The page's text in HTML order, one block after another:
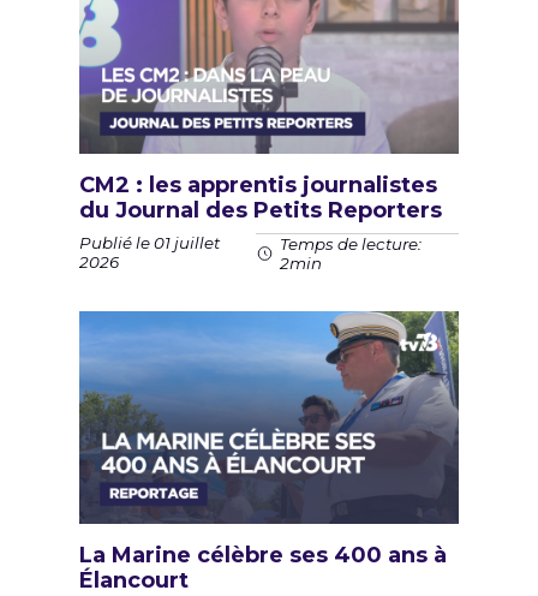
CM2 : les apprentis journalistes
du Journal des Petits Reporters
Publié le 01 juillet
2026
Temps de lecture:
2min
La Marine célèbre ses 400 ans à
Élancourt